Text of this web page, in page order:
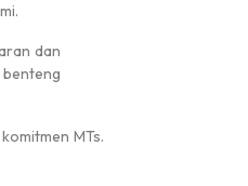
dan
MTs.